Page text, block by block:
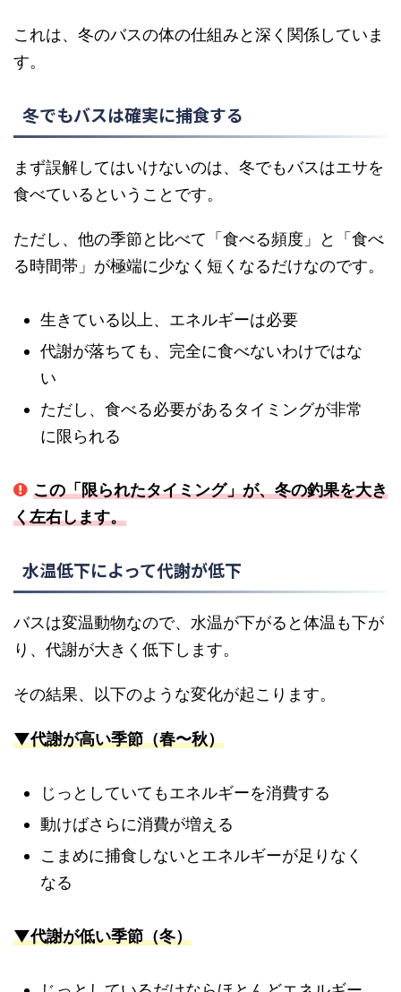
これは、冬のバスの体の仕組みと深く関係していま
す。
冬でもバスは確実に捕食する
まず誤解してはいけないのは、冬でもバスはエサを
食べているということです。
ただし、他の季節と比べて「食べる頻度」と「食べ
る時間帯」が極端に少なく短くなるだけなのです。
生きている以上、エネルギーは必要
代謝が落ちても、完全に食べないわけではな
い
ただし、食べる必要があるタイミングが非常
に限られる
この「限られたタイミング」が、冬の釣果を大き
く左右します。
水温低下によって代謝が低下
バスは変温動物なので、水温が下がると体温も下が
り、代謝が大きく低下します。
その結果、以下のような変化が起こります。
▼代謝が高い季節（春〜秋）
じっとしていてもエネルギーを消費する
動けばさらに消費が増える
こまめに捕食しないとエネルギーが足りなく
なる
▼代謝が低い季節（冬）